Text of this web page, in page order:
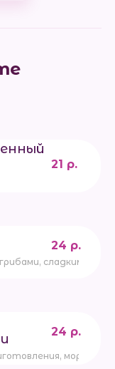
21 р.
24 р.
сладким
24 р.